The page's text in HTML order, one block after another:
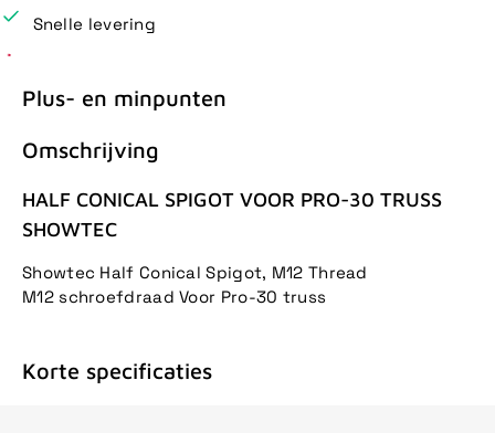
Snelle levering
Plus- en minpunten
Omschrijving
HALF CONICAL SPIGOT VOOR PRO-30 TRUSS
SHOWTEC
Showtec Half Conical Spigot, M12 Thread
M12 schroefdraad Voor Pro-30 truss
Korte specificaties